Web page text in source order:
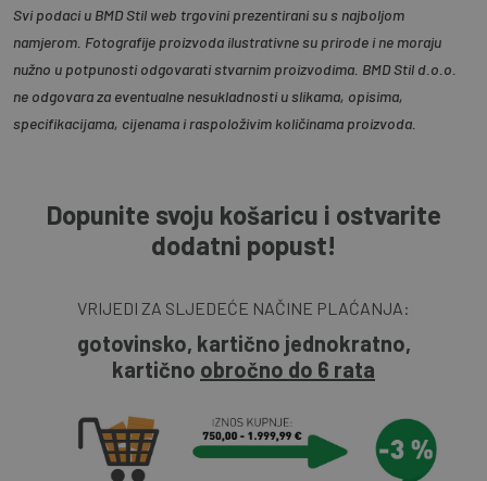
Svi podaci u BMD Stil web trgovini prezentirani su s najboljom
namjerom. Fotografije proizvoda ilustrativne su prirode i ne moraju
nužno u potpunosti odgovarati stvarnim proizvodima. BMD Stil d.o.o.
ne odgovara za eventualne nesukladnosti u slikama, opisima,
specifikacijama, cijenama i raspoloživim količinama proizvoda.
Dopunite svoju košaricu i ostvarite
dodatni popust!
VRIJEDI ZA SLJEDEĆE NAČINE PLAĆANJA:
gotovinsko, kartično jednokratno,
kartično obročno do 6 rata